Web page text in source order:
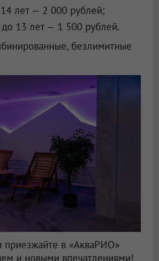
лет — 2 000 рублей;
13 лет — 1 500 рублей.
безлимитные
приезжайте в «АкваРИО»
и новыми впечатлениями!